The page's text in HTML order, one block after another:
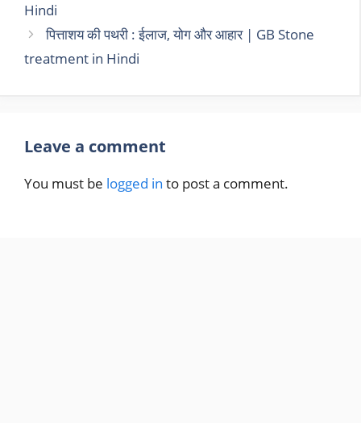
Hindi
पित्ताशय की पथरी : ईलाज, योग और आहार | GB Stone
treatment in Hindi
Leave a comment
You must be logged in to post a comment.